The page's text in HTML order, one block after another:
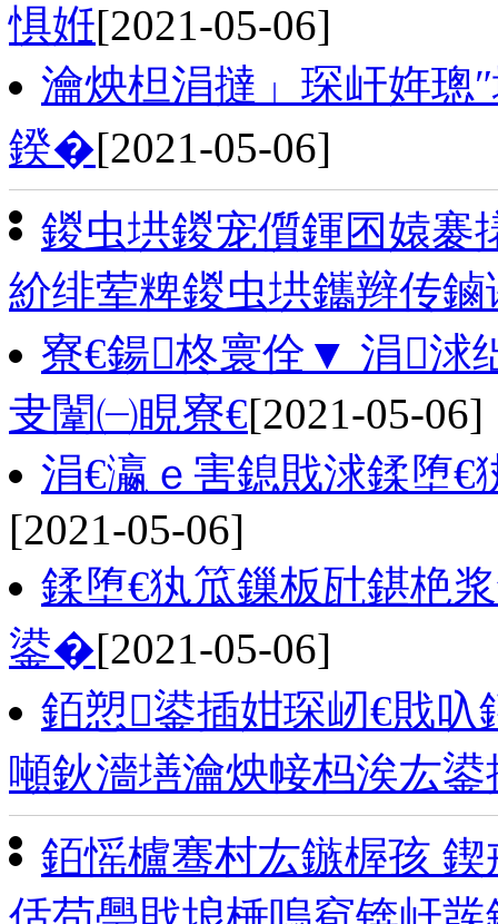
惧姙[2021-05-06]
瀹炴柦涓撻」琛屽姩璁
鍨�[2021-05-06]
鍐虫垬鍐宠儨鍕囨媴褰
紒绯荤粺鍐虫垬鑴辫传
寮€鍚柊寰佺▼ 涓浗
叏闈㈠睍寮€[2021-05-06]
涓€瀛ｅ害鎴戝浗鍒堕€
[2021-05-06]
鍒堕€犱笟鏁板瓧鍖栬
鍙�[2021-05-06]
銆愬鍙插姏琛屻€戝
噸鈥濇墡瀹炴帹杩涘厷
銆愮櫨骞村厷鏃楃孩